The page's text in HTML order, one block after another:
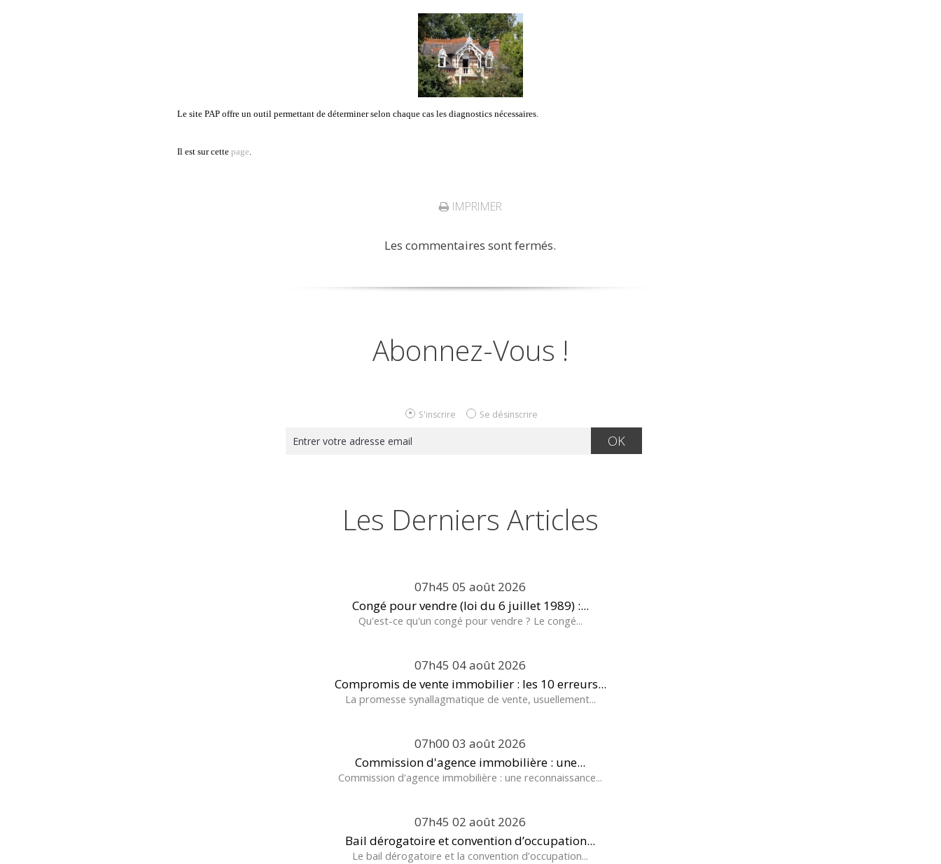
Le site PAP offre un outil permettant de déterminer selon chaque cas les diagnostics nécessaires.
Il est sur cette page.
IMPRIMER
Les commentaires sont fermés.
Abonnez-Vous !
S'inscrire Se désinscrire
Les Derniers Articles
07h45 05 août 2026
Congé pour vendre (loi du 6 juillet 1989) :...
Qu'est-ce qu'un congé pour vendre ? Le congé...
07h45 04août 2026
Compromis de vente immobilier : les 10 erreurs...
La promesse synallagmatique de vente, usuellement...
07h00 03 août 2026
Commission d'agence immobilière : une...
Commission d'agence immobilière : une reconnaissance...
07h45 02 août 2026
Bail dérogatoire et convention d’occupation...
Le bail dérogatoire et la convention d’occupation...